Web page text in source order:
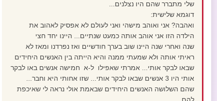
שלי מתברר שהם היו נצלנים...
דוגמא שלישית:
ואהבה? אני ואוהב מישהי ואני לעולם לא אפסיק לאהוב את
הילדה הזו אני אוהב אותה כמעט שנתיים... היינו יחד חצי
שנה ואחרי שנה היינו שוב בערך חודשיים ואז נפרדנו ומאז לא
ראיתי אותה ולא שמעתי ממנה והיא הייתה בין האנשים היחידים
שבאו לבקר אותי... אמרתי שאפילו ל-א חמישה אנשים באו לבקר
אותי היו 3 אנשים שבאו לבקר אותי... שזו אחותי היא וחבר...
שהם השלושה האנשים היחידים שבאמת אולי נראה לי שאיכפת